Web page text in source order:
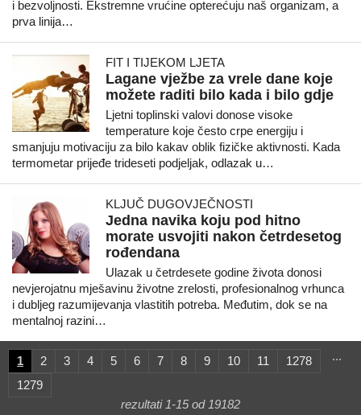
i bezvoljnosti. Ekstremne vrućine opterećuju naš organizam, a
prva linija…
FIT I TIJEKOM LJETA
Lagane vježbe za vrele dane koje
možete raditi bilo kada i bilo gdje
Ljetni toplinski valovi donose visoke
temperature koje često crpe energiju i
smanjuju motivaciju za bilo kakav oblik fizičke aktivnosti. Kada
termometar prijeđe trideseti podjeljak, odlazak u…
KLJUČ DUGOVJEČNOSTI
Jedna navika koju pod hitno
morate usvojiti nakon četrdesetog
rođendana
Ulazak u četrdesete godine života donosi
nevjerojatnu mješavinu životne zrelosti, profesionalnog vrhunca
i dubljeg razumijevanja vlastitih potreba. Međutim, dok se na
mentalnoj razini…
1 2 3 4 5 6 7 8 9 10 11 ...
1278
1279
rezultati 1-15 od 19182